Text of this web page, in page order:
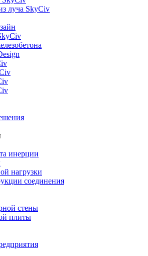
луча SkyCiv
инерции
нагрузки
соединения
стены
плиты